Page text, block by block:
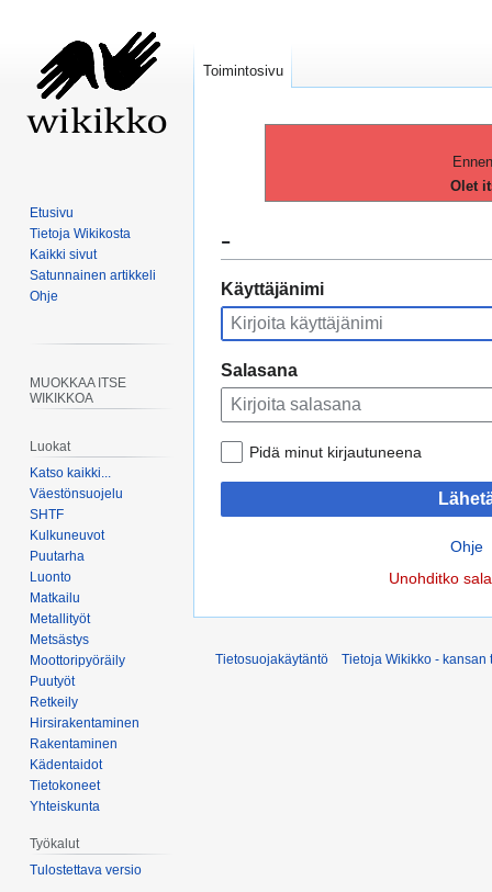
Olet
-
Siirry
navigaatioon
Siirry
hakuun
Käyttäjänimi
Salasana
Pidä minut kirjautuneena
Ohje
Unohditko
Toimintosivu
Etusivu
Tietoja Wikikosta
Kaikki sivut
Satunnainen artikkeli
Ohje
MUOKKAA ITSE
WIKIKKOA
Luokat
Katso kaikki...
Väestönsuojelu
SHTF
Kulkuneuvot
Puutarha
Luonto
Matkailu
Metallityöt
Metsästys
Moottoripyöräily
Puutyöt
Retkeily
Hirsirakentaminen
Rakentaminen
Kädentaidot
Tietokoneet
Yhteiskunta
Työkalut
Tulostettava versio
Tietosuojakäytäntö Tietoja Wikikko - kansan